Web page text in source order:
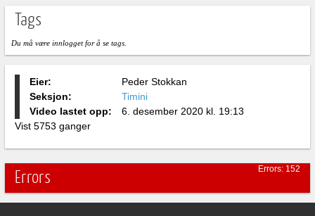
Tags
Du må være innlogget for å se tags.
Eier:
Peder Stokkan
Seksjon:
Timini
Video lastet opp:
6. desember 2020 kl. 19:13
Vist 5753 ganger
Errors: 152
Errors